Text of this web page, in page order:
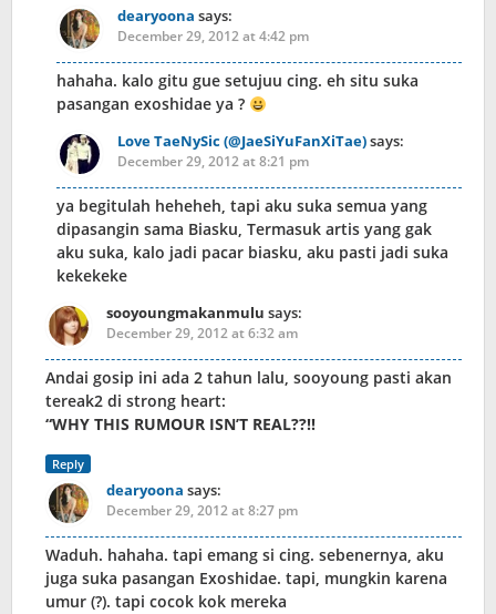
dearyoona says:
December 29, 2012 at 4:42 pm
hahaha. kalo gitu gue setujuu cing. eh situ suka
pasangan exoshidae ya ?
Love TaeNySic (@JaeSiYuFanXiTae)says:
December 29, 2012 at 8:21 pm
ya begitulah heheheh, tapi aku suka semua yang
dipasangin sama Biasku, Termasuk artis yang gak
aku suka, kalo jadi pacar biasku, aku pasti jadi suka
kekekeke
sooyoungmakanmulu says:
December 29, 2012 at 6:32 am
Andai gosip ini ada 2 tahun lalu, sooyoung pasti akan
tereak2 di strong heart:
“WHY THIS RUMOUR ISN’T REAL??!!
Reply
dearyoona says:
December 29, 2012 at 8:27 pm
Waduh. hahaha. tapi emang si cing. sebenernya, aku
juga suka pasangan Exoshidae. tapi, mungkin karena
umur (?). tapi cocok kok mereka